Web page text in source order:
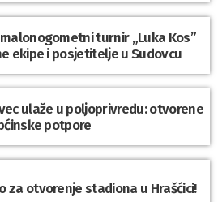
turnir „Luka Kos”
ekipe i posjetitelje u Sudovcu
ulaže u poljoprivredu: otvorene
potpore
za otvorenje stadiona u Hrašćici!